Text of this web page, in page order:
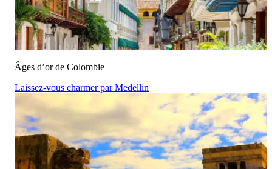
Âges d’or de Colombie
Laissez-vous charmer par Medellin